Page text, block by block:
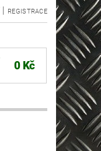
| REGISTRACE
0 Kč